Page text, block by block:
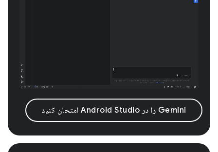
Gemini را در Android Studio امتحان کنید